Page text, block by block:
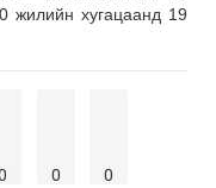
жилийн хугацаанд 19
0 0